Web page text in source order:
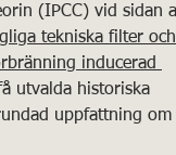
tekniska filter och
inducerad
utvalda historiska
uppfattning om